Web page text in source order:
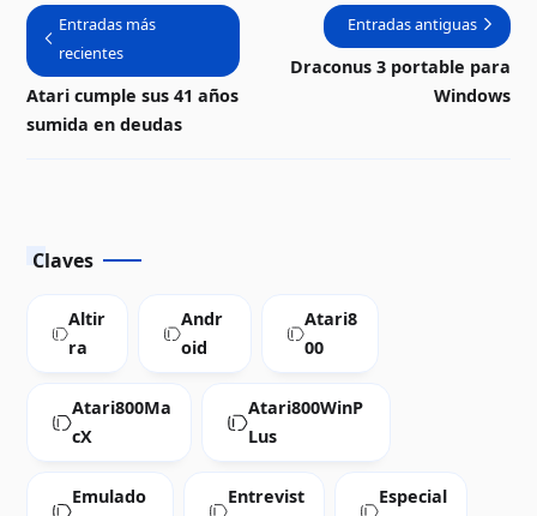
Entradas más
recientes
Atari cumple sus 41 años
sumida en deudas
Entradas antiguas
Draconus 3 portable para
Windows
Claves
Altir
ra
Andr
oid
Atari8
00
Atari800Ma
cX
Atari800WinP
Lus
Emulado
Entrevist
Especial